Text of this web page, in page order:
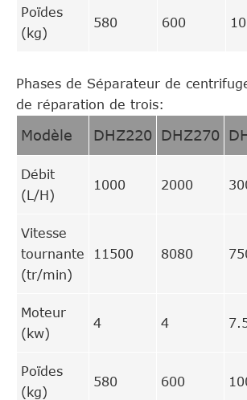
Poïdes
(kg)
580 600
Phases de Séparateur de
de réparation de trois:
Modèle DHZ220 DHZ270
Débit
(L/H)
1000 2000
Vitesse
tournante
(tr/min)
11500 8080
Moteur
(kw)
4 4
Poïdes
(kg)
580 600